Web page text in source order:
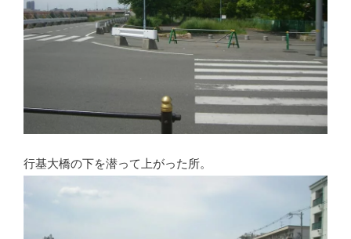
行基大橋の下を潜って上がった所。